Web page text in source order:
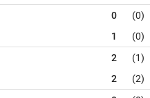
0
(0)
1 (0)
2
(1)
2 (2)